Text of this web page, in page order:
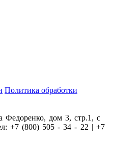
Политика обработки
Федоренко, дом 3, стр.1, с
+7 (800) 505 - 34 - 22 | +7